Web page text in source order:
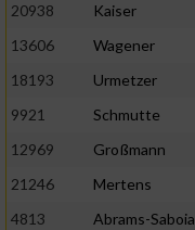
20938
Kaiser
13606
Wagener
18193
Urmetzer
9921
Schmutte
12969
Großmann
21246
Mertens
4813
Abrams-Saboia